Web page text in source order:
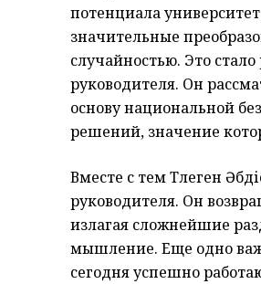
потенциала
значительные
случайностью. Это
руководителя. Он
основу национальной
решений, значение
Вместе с тем Төлеген
руководителя. Он
излагая сложнейшие
мышление. Еще одно
сегодня успешно